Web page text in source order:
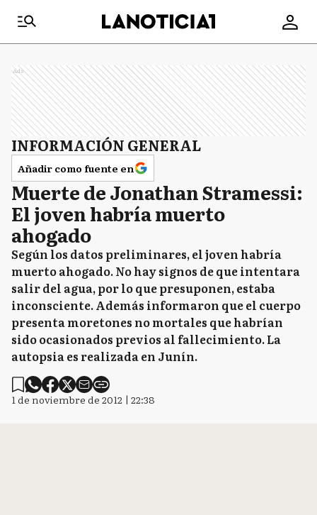
Ads
INFORMACIÓN GENERAL
Añadir como fuente en
Muerte de Jonathan Stramessi:
El joven habría muerto
ahogado
Según los datos preliminares, el joven habría
muerto ahogado. No hay signos de que intentara
salir del agua, por lo que presuponen, estaba
inconsciente. Además informaron que el cuerpo
presenta moretones no mortales que habrían
sido ocasionados previos al fallecimiento. La
autopsia es realizada en Junín.
1 de noviembre de 2012 | 22:38